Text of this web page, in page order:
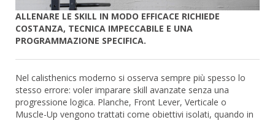
ALLENARE LE SKILL IN MODO EFFICACE RICHIEDE
COSTANZA, TECNICA IMPECCABILE E UNA
PROGRAMMAZIONE SPECIFICA.
Nel calisthenics moderno si osserva sempre più spesso lo
stesso errore: voler imparare skill avanzate senza una
progressione logica. Planche, Front Lever, Verticale o
Muscle-Up vengono trattati come obiettivi isolati, quando in